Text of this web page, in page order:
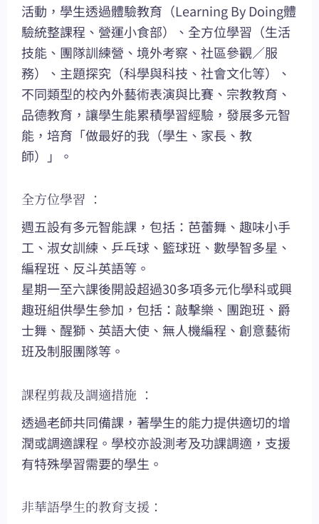
活動，學生透過體驗教育（Learning By Doing體
驗統整課程、營運小食部）、全方位學習（生活
技能、團隊訓練營、境外考察、社區參觀／服
務）、主題探究（科學與科技、社會文化等）、
不同類型的校內外藝術表演與比賽、宗教教育、
品德教育，讓學生能累積學習經驗，發展多元智
能，培育「做最好的我（學生、家長、教
師）」。
全方位學習 ：
週五設有多元智能課，包括：芭蕾舞、趣味小手
工、淑女訓練、乒乓球、籃球班、數學智多星、
編程班、反斗英語等。
星期一至六課後開設超過30多項多元化學科或興
趣班組供學生參加，包括：敲擊樂、團跑班、爵
士舞、醒獅、英語大使、無人機編程、創意藝術
班及制服團隊等。
課程剪裁及調適措施 ：
透過老師共同備課，著學生的能力提供適切的增
潤或調適課程。學校亦設測考及功課調適，支援
有特殊學習需要的學生。
非華語學生的教育支援：